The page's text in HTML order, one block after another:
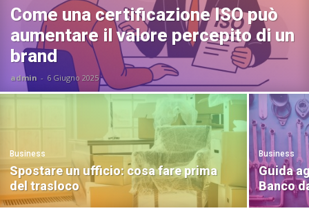
Come una certificazione ISO può
aumentare il valore percepito di un
brand
admin - 6 Giugno 2025
Business
Spostare un ufficio: cosa fare prima
del trasloco
Business
Guida
Banco